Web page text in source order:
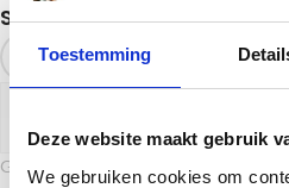
Toestemming
Deze website maakt gebruik
We gebruiken cookies om
Selecteer
Gekozen sportafbeelding